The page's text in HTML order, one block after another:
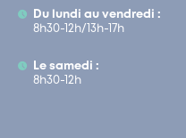
Du lundi au vendredi :
8h30-12h/13h-17h
Le samedi :
8h30-12h